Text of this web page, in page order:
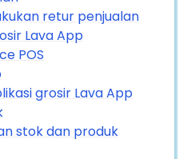
retur penjualan
Lava App
POS
grosir Lava App
stok dan produk